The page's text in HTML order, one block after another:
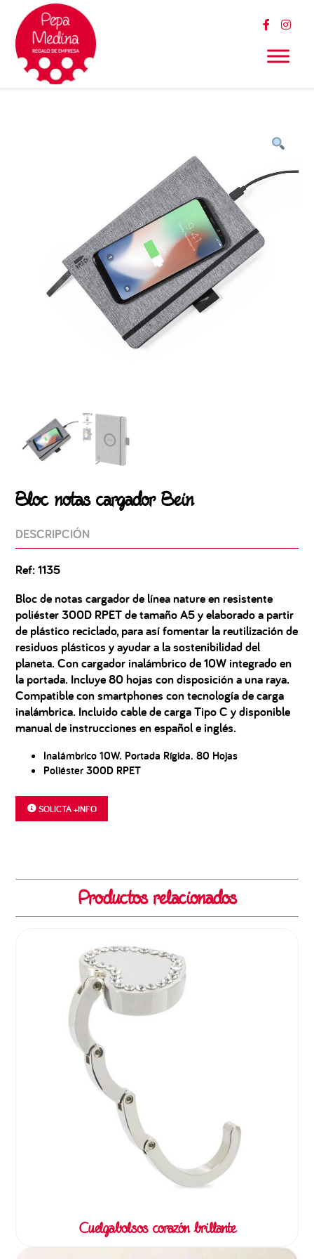
Bloc notas cargador Bein
DESCRIPCIÓN
Ref: 1135
Bloc de notas cargador de línea nature en resistente
poliéster 300D RPET de tamaño A5 y elaborado a partir
de plástico reciclado, para así fomentar la reutilización de
residuos plásticos y ayudar a la sostenibilidad del
planeta. Con cargador inalámbrico de 10W integrado en
la portada. Incluye 80 hojas con disposición a una raya.
Compatible con smartphones con tecnología de carga
inalámbrica. Incluido cable de carga Tipo C y disponible
manual de instrucciones en español e inglés.
Inalámbrico 10W. Portada Rígida. 80 Hojas
Poliéster 300D RPET
SOLICTA +INFO
Productos relacionados
Cuelgabolsos corazón brillante